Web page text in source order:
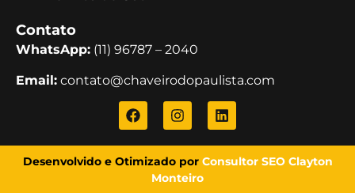
Contato
WhatsApp: (11) 96787 – 2040
Email: contato@chaveirodopaulista.com
Desenvolvido e Otimizado por Consultor SEO Clayton
Monteiro